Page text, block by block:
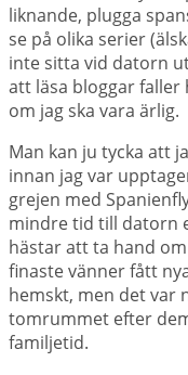
liknande, plugga
se på olika serier
inte sitta vid datorn
att läsa bloggar faller
om jag ska vara ärlig.
Man kan ju tycka att
innan jag var
grejen med
mindre tid till datorn
hästar att ta hand
finaste vänner fått
hemskt, men det var
tomrummet efter
familjetid.